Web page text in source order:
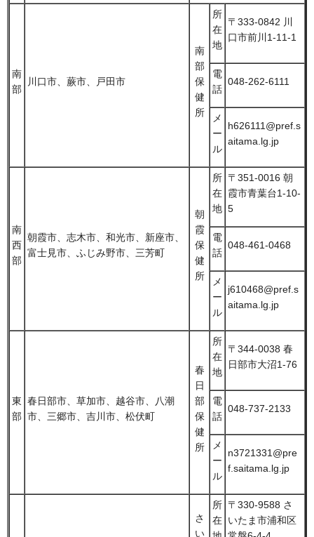
南
部
川口市、蕨市、戸田市
南
部
保
健
所
所
在
地
〒333-0842 川
口市前川1-11-1
電
話
048-262-6111
メ
ー
ル
h626111@pref.s
aitama.lg.jp
南
西
部
朝霞市、志木市、和光市、新座市、
富士見市、ふじみ野市、三芳町
朝
霞
保
健
所
所
在
地
〒351-0016 朝
霞市青葉台1-10-
5
電
話
048-461-0468
メ
ー
ル
j610468@pref.s
aitama.lg.jp
東
部
春日部市、草加市、越谷市、八潮
市、三郷市、吉川市、松伏町
春
日
部
保
健
所
所
在
地
〒344-0038 春
日部市大沼1-76
電
話
048-737-2133
メ
ー
ル
n3721331@pre
f.saitama.lg.jp
さ
い
所
在
〒330-9588 さ
いたま市浦和区